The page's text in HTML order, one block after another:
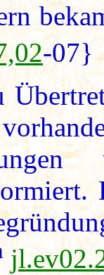
-07}